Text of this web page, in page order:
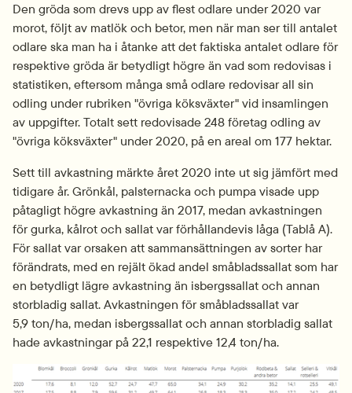
Den gröda som drevs upp av flest odlare under 2020 var
morot, följt av matlök och betor, men när man ser till antalet
odlare ska man ha i åtanke att det faktiska antalet odlare för
respektive gröda är betydligt högre än vad som redovisas i
statistiken, eftersom många små odlare redovisar all sin
odling under rubriken "övriga köksväxter" vid insamlingen
av uppgifter. Totalt sett redovisade 248 företag odling av
"övriga köksväxter" under 2020, på en areal om 177 hektar.
Sett till avkastning märkte året 2020 inte ut sig jämfört med
tidigare år. Grönkål, palsternacka och pumpa visade upp
påtagligt högre avkastning än 2017, medan avkastningen
för gurka, kålrot och sallat var förhållandevis låga (Tablå A).
För sallat var orsaken att samman­sättningen av sorter har
förändrats, med en rejält ökad andel småbladssallat som har
en betydligt lägre avkastning än isbergssallat och annan
storbladig sallat. Avkastningen för småbladssallat var
5,9 ton/ha, medan isbergssallat och annan storbladig sallat
hade avkastningar på 22,1 respektive 12,4 ton/ha.